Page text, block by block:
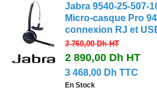
Jabra 9540-25-507-
Micro-casque Pro
connexion RJ et
3 760,00 DhHT
2 890,00 Dh HT
3 468,00 Dh TTC
En Stock